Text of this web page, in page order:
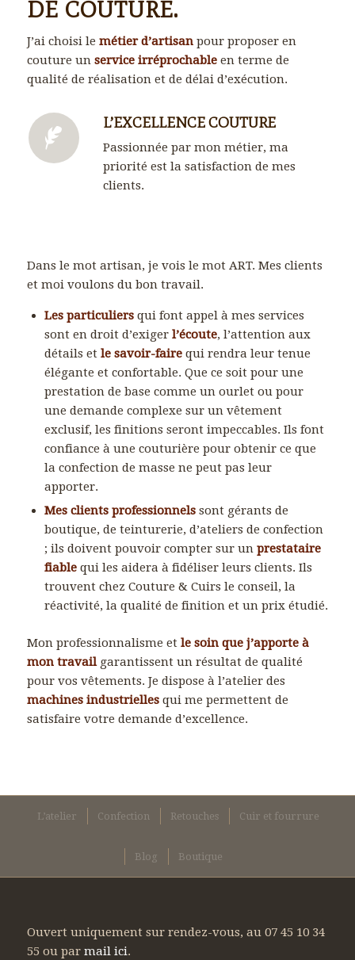
DE COUTURE.
J’ai choisi le métier d’artisanpour proposer en
couture un service irréprochableen terme de
qualité de réalisation et de délai d’exécution.
L’EXCELLENCE COUTURE
Passionnée par mon métier, ma
priorité est la satisfaction de mes
clients.
Dans le mot artisan, je vois le mot ART. Mes clients
et moi voulons du bon travail.
Les particuliersqui font appel à mes services
sont en droit d’exiger l’écoute, l’attention aux
détails et le savoir-fairequi rendra leur tenue
élégante et confortable. Que ce soit pour une
prestation de base comme un ourlet ou pour
une demande complexe sur un vêtement
exclusif, les finitions seront impeccables. Ils font
confiance à une couturière pour obtenir ce que
la confection de masse ne peut pas leur
apporter.
Mes clients professionnelssont gérants de
boutique, de teinturerie, d’ateliers de confection
; ils doivent pouvoir compter sur un prestataire
fiablequi les aidera à fidéliser leurs clients. Ils
trouvent chez Couture & Cuirs le conseil, la
réactivité, la qualité de finition et un prix étudié.
Mon professionnalisme et le soin que j’apporte à
mon travailgarantissent un résultat de qualité
pour vos vêtements. Je dispose à l’atelier des
machines industriellesqui me permettent de
satisfaire votre demande d’excellence.
L’atelier Confection Retouches Cuir et fourrure
Blog Boutique
Ouvert uniquement sur rendez-vous, au 07 45 10 34
55 ou par mail ici.